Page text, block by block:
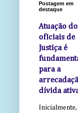
Postagem em
destaque
Atuação
oficiais de
Justiça é
para a
dívida
Inicialmente,